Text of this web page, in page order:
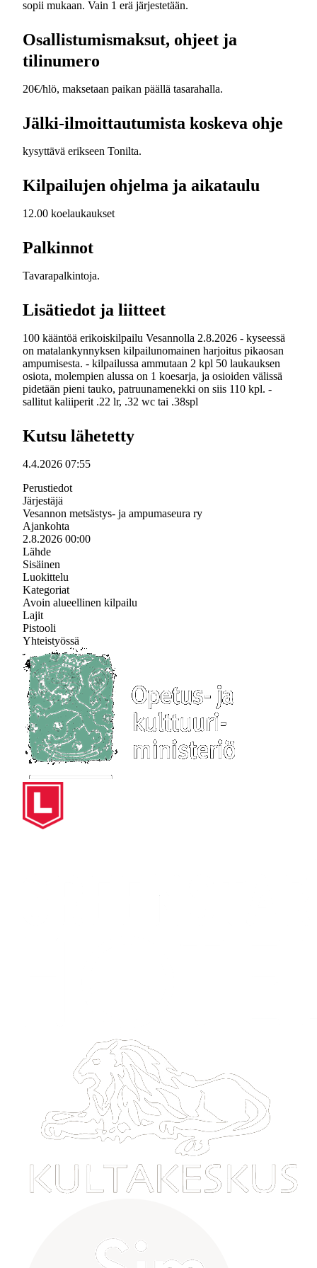
sopii mukaan. Vain 1 erä järjestetään.
Osallistumismaksut, ohjeet ja
tilinumero
20€/hlö, maksetaan paikan päällä tasarahalla.
Jälki-ilmoittautumista koskeva ohje
kysyttävä erikseen Tonilta.
Kilpailujen ohjelma ja aikataulu
12.00 koelaukaukset
Palkinnot
Tavarapalkintoja.
Lisätiedot ja liitteet
100 kääntöä erikoiskilpailu Vesannolla 2.8.2026 - kyseessä
on matalankynnyksen kilpailunomainen harjoitus pikaosan
ampumisesta. - kilpailussa ammutaan 2 kpl 50 laukauksen
osiota, molempien alussa on 1 koesarja, ja osioiden välissä
pidetään pieni tauko, patruunamenekki on siis 110 kpl. -
sallitut kaliiperit .22 lr, .32 wc tai .38spl
Kutsu lähetetty
4.4.2026 07:55
Perustiedot
Järjestäjä
Vesannon metsästys- ja ampumaseura ry
Ajankohta
2.8.2026 00:00
Lähde
Sisäinen
Luokittelu
Kategoriat
Avoin alueellinen kilpailu
Lajit
Pistooli
Yhteistyössä